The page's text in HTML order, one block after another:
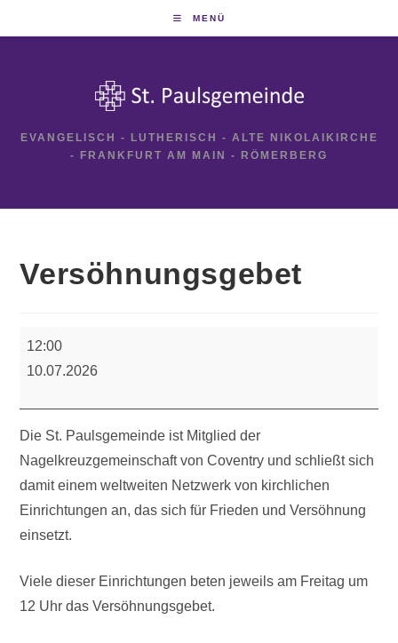
MENÜ
EVANGELISCH - LUTHERISCH - ALTE NIKOLAIKIRCHE
- FRANKFURT AM MAIN - RÖMERBERG
Versöhnungsgebet
12:00
10.07.2026
Die St. Paulsgemeinde ist Mitglied der
Nagelkreuzgemeinschaft von Coventry und schließt sich
damit einem weltweiten Netzwerk von kirchlichen
Einrichtungen an, das sich für Frieden und Versöhnung
einsetzt.
Viele dieser Einrichtungen beten jeweils am Freitag um
12 Uhr das Versöhnungsgebet.